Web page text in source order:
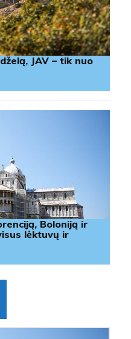
JAV – tik nuo
Boloniją ir
lėktuvų ir